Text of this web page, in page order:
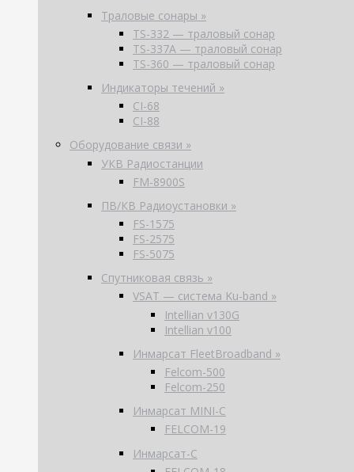
Траловые сонары »
TS-332 — траловый сонар
TS-337A — траловый сонар
TS-360 — траловый сонар
Индикаторы течений »
CI-68
CI-88
Оборудование связи »
УКВ Радиостанции
FM-8900S
ПВ/КВ Радиоустановки »
FS-1575
FS-2575
FS-5075
Спутниковая связь »
VSAT — система Ku-band »
Intellian v130G
Intellian v100
Инмарсат FleetBroadband »
Felcom-500
Felcom-250
Инмарсат MINI-C
FELCOM-19
Инмарсат-С